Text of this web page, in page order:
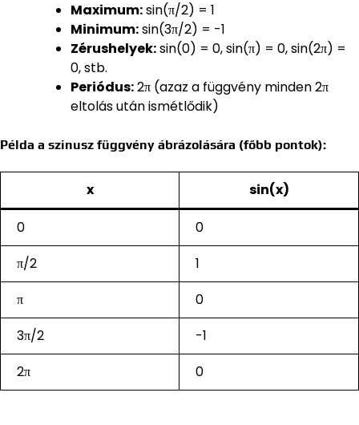
Maximum:sin(π/2) = 1
Minimum:sin(3π/2) = -1
Zérushelyek:sin(0) = 0, sin(π) = 0, sin(2π) =
0, stb.
Periódus:2π (azaz a függvény minden 2π
eltolás után ismétlődik)
Példa a szinusz függvény ábrázolására (főbb pontok):
x sin(x)
0
0
π/2
1
π
0
3π/2
-1
2π
0